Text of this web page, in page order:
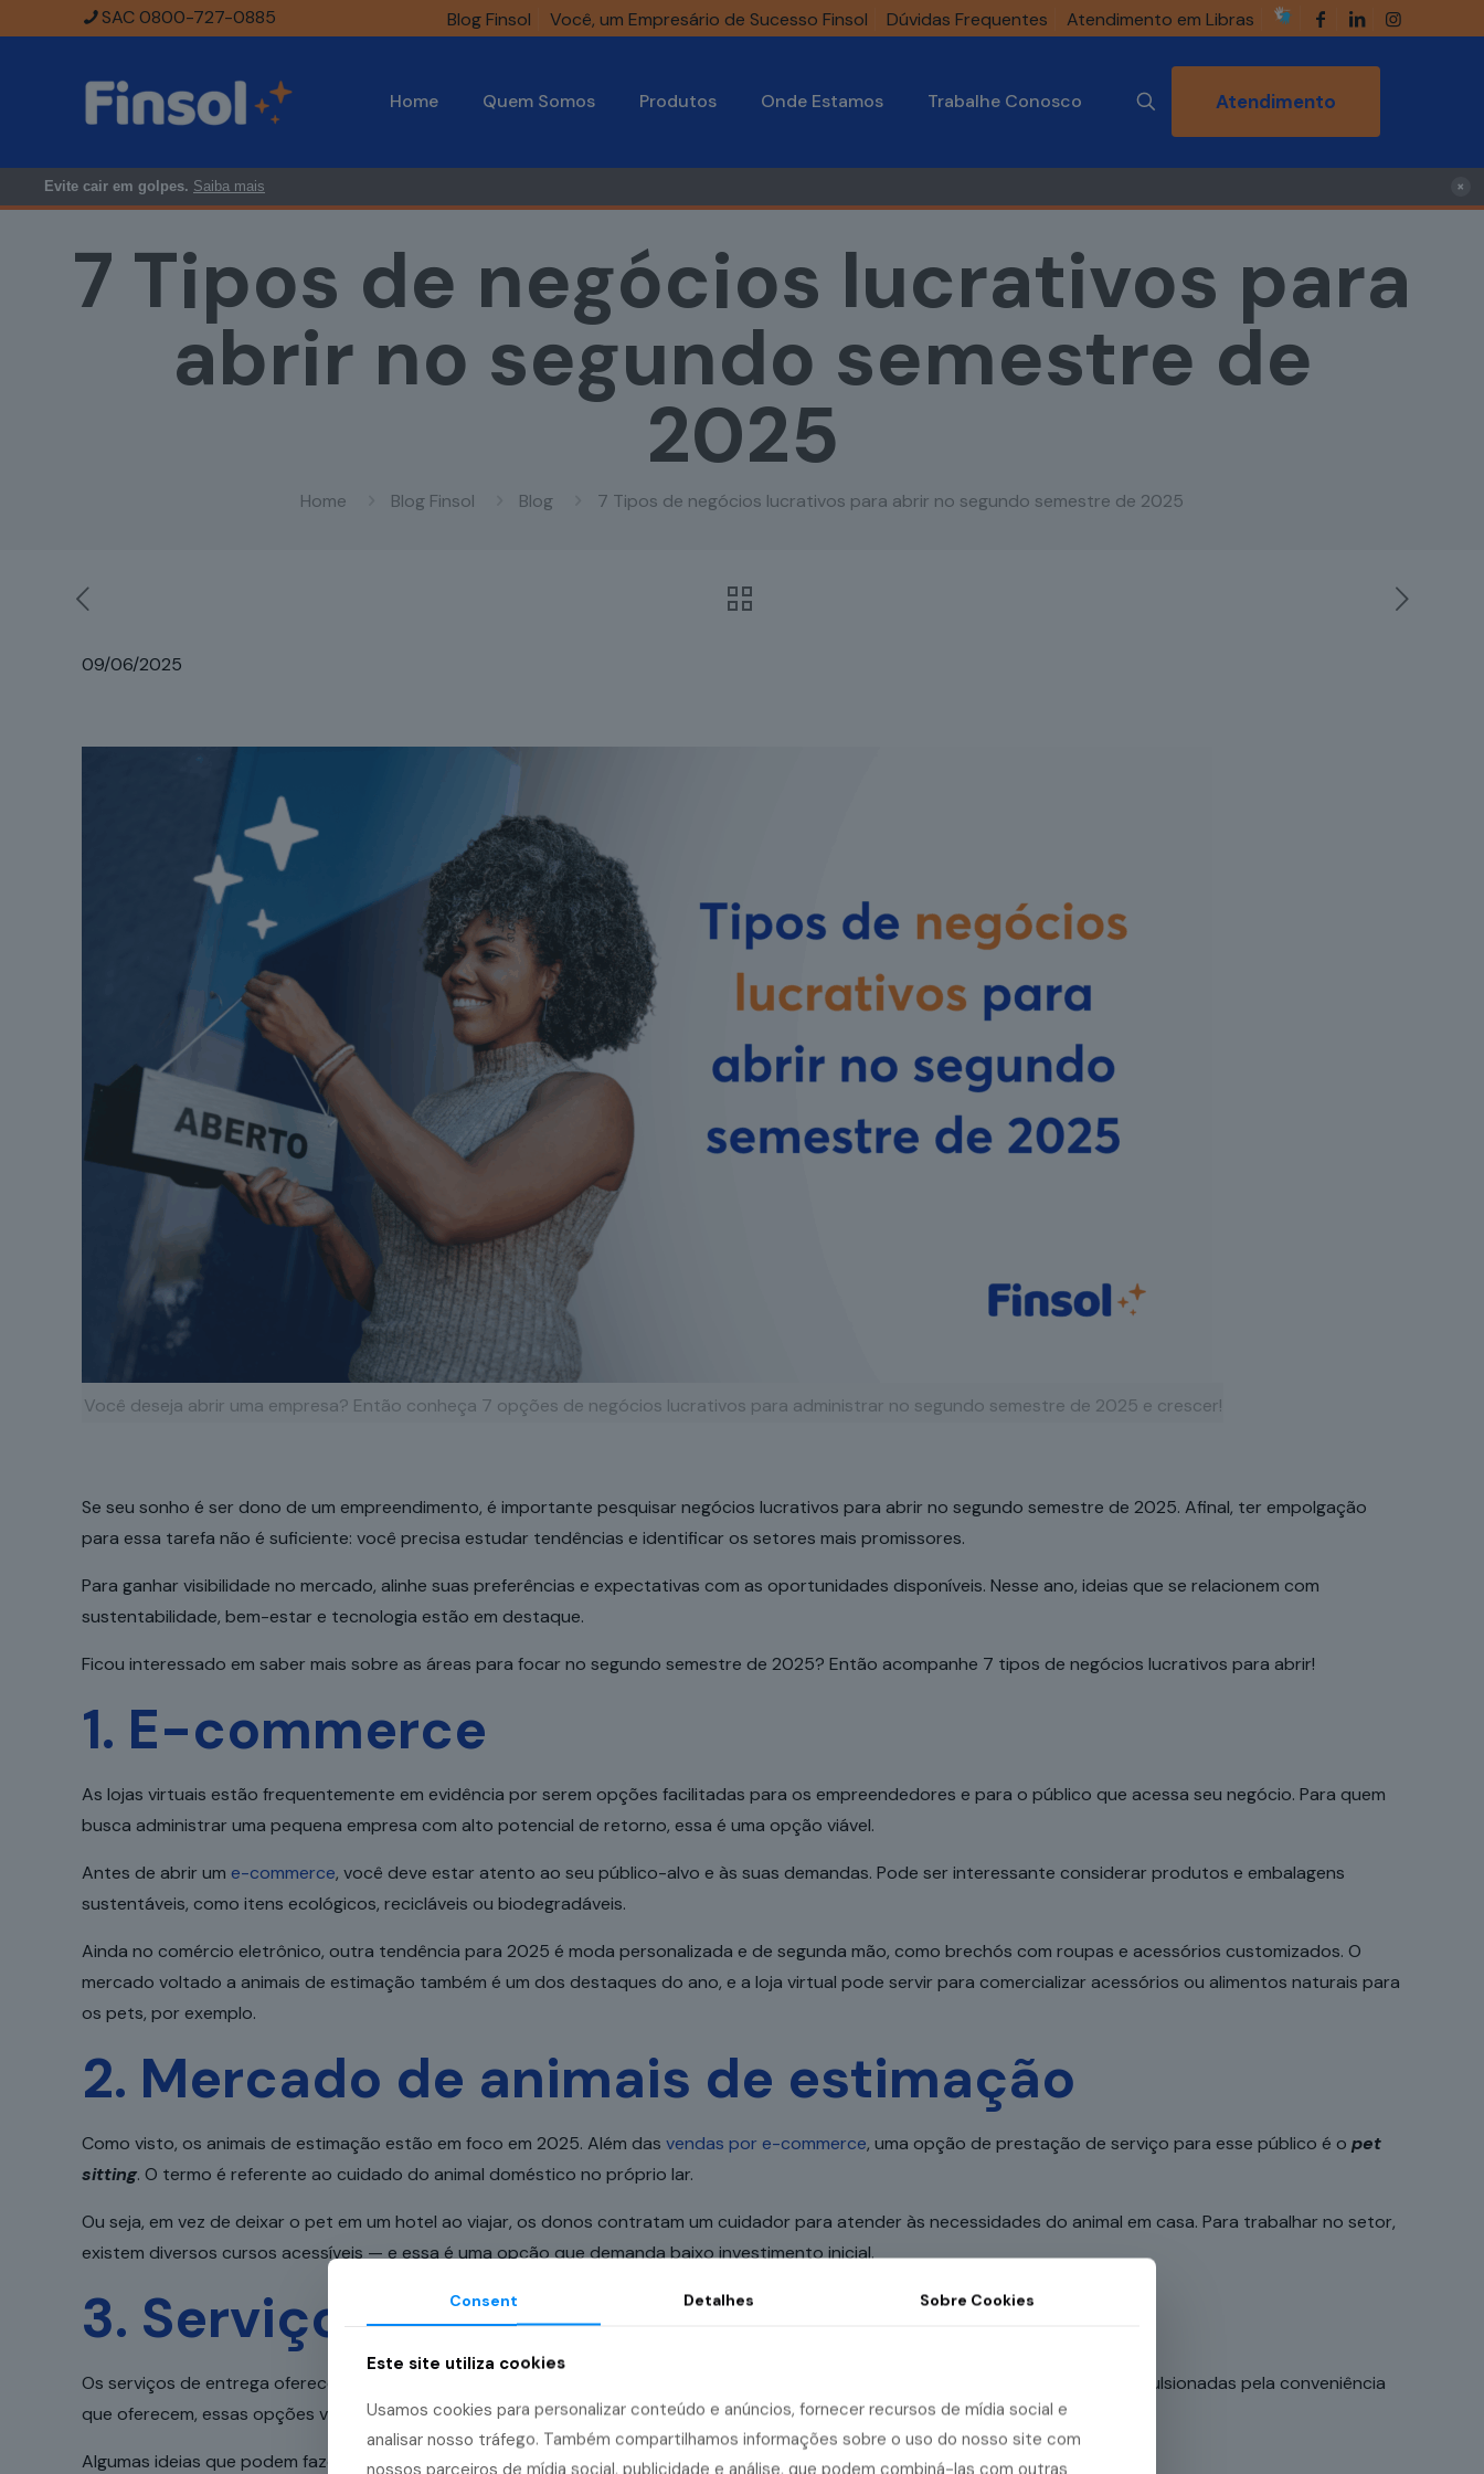
SAC 0800-727-0885 Blog Finsol Você, um Empresário de Sucesso Finsol Dúvidas Frequentes Atendimento em Libras
Home Quem Somos Produtos Onde Estamos Trabalhe Conosco Atendimento
Evite cair em golpes. Saiba mais ×
7 Tipos de negócios lucrativos para
abrir no segundo semestre de
2025
Home Blog Finsol Blog 7 Tipos de negócios lucrativos para abrir no segundo semestre de 2025
09/06/2025
Você deseja abrir uma empresa? Então conheça 7 opções de negócios lucrativos para administrar no segundo semestre de 2025 e crescer!
Se seu sonho é ser dono de um empreendimento, é importante pesquisar negócios lucrativos para abrir no segundo semestre de 2025. Afinal, ter empolgação
para essa tarefa não é suficiente: você precisa estudar tendências e identificar os setores mais promissores.
Para ganhar visibilidade no mercado, alinhe suas preferências e expectativas com as oportunidades disponíveis. Nesse ano, ideias que se relacionem com
sustentabilidade, bem-estar e tecnologia estão em destaque.
Ficou interessado em saber mais sobre as áreas para focar no segundo semestre de 2025? Então acompanhe 7 tipos de negócios lucrativos para abrir!
1. E-commerce
As lojas virtuais estão frequentemente em evidência por serem opções facilitadas para os empreendedores e para o público que acessa seu negócio. Para quem
busca administrar uma pequena empresa com alto potencial de retorno, essa é uma opção viável.
Antes de abrir ume-commerce, você deve estar atento ao seu público-alvo e às suas demandas. Pode serinteressante considerar produtos e embalagens
sustentáveis, como itens ecológicos, recicláveis ou biodegradáveis.
Ainda no comércio eletrônico, outra tendência para 2025 é moda personalizada e de segunda mão, como brechós com roupas e acessórios customizados. O
mercado voltado a animais de estimação também é um dos destaques do ano, e a loja virtual pode servir para comercializar acessórios ou alimentos naturais para
os pets, por exemplo.
2. Mercado de animais de estimação
Como visto, os animais de estimação estão em foco em 2025. Além dasvendas por e-commerce, uma opção de prestação de serviço para esse público é o pet
sitting. O termo é referente ao cuidado do animal doméstico no próprio lar.
Ou seja, em vez de deixar o pet em um hotel ao viajar, os donos contratam um cuidador para atender às necessidades do animal em casa. Para trabalhar no setor,
existem diversos cursos acessíveis — e essa é uma opção que demanda baixo investimento inicial.
3. Serviços de delivery
Os serviços de entrega oferecem diversas possibilidades de crescimento em 2025, tornando-se potenciais negócios lucrativos. Impulsionadas pela conveniência
que oferecem, essas opções variam desde alimentação a cuidados com a saúde e entretenimento.
Algumas ideias que podem fazer sucesso são:
Consent Detalhes Sobre Cookies
Este site utiliza cookies
Usamos cookies para personalizar conteúdo e anúncios, fornecer recursos de mídia social e
analisar nosso tráfego. Também compartilhamos informações sobre o uso do nosso site com
nossos parceiros de mídia social, publicidade e análise, que podem combiná-las com outras